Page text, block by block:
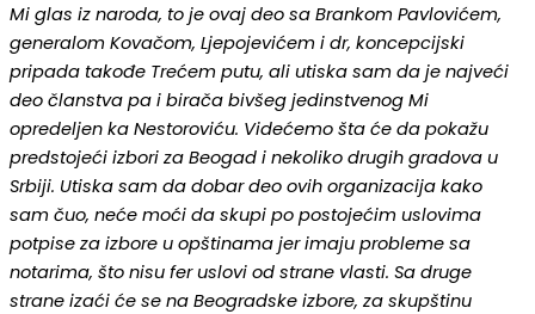
Mi glas iz naroda, to je ovaj deo sa Brankom Pavlovićem,
generalom Kovačom, Ljepojevićem i dr, koncepcijski
pripada takođe Trećem putu, ali utiska sam da je najveći
deo članstva pa i birača bivšeg jedinstvenog Mi
opredeljen ka Nestoroviću. Videćemo šta će da pokažu
predstojeći izbori za Beogad i nekoliko drugih gradova u
Srbiji. Utiska sam da dobar deo ovih organizacija kako
sam čuo, neće moći da skupi po postojećim uslovima
potpise za izbore u opštinama jer imaju probleme sa
notarima, što nisu fer uslovi od strane vlasti. Sa druge
strane izaći će se na Beogradske izbore, za skupštinu